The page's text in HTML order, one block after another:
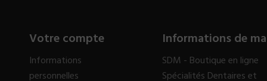
Votre compte
Informations
personnelles
Informations de
SDM - Boutique en ligne
Spécialités Dentaires et